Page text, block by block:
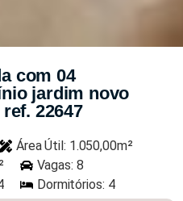
com 04
jardim novo
22647
Área Útil: 1.050,00m²
Vagas: 8
Dormitórios: 4